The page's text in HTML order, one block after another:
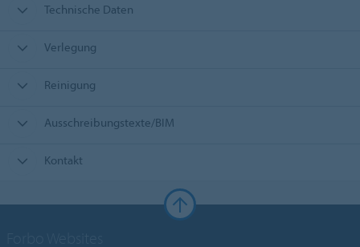
Technische Daten
Verlegung
Reinigung
Ausschreibungstexte/BIM
Kontakt